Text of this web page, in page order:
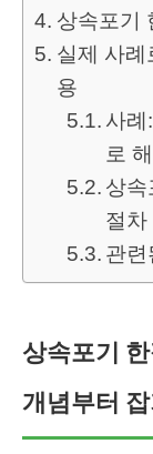
상속포기
실제 사례
용
사례
로
상속
절차
관련
상속포기
개념부터 잡